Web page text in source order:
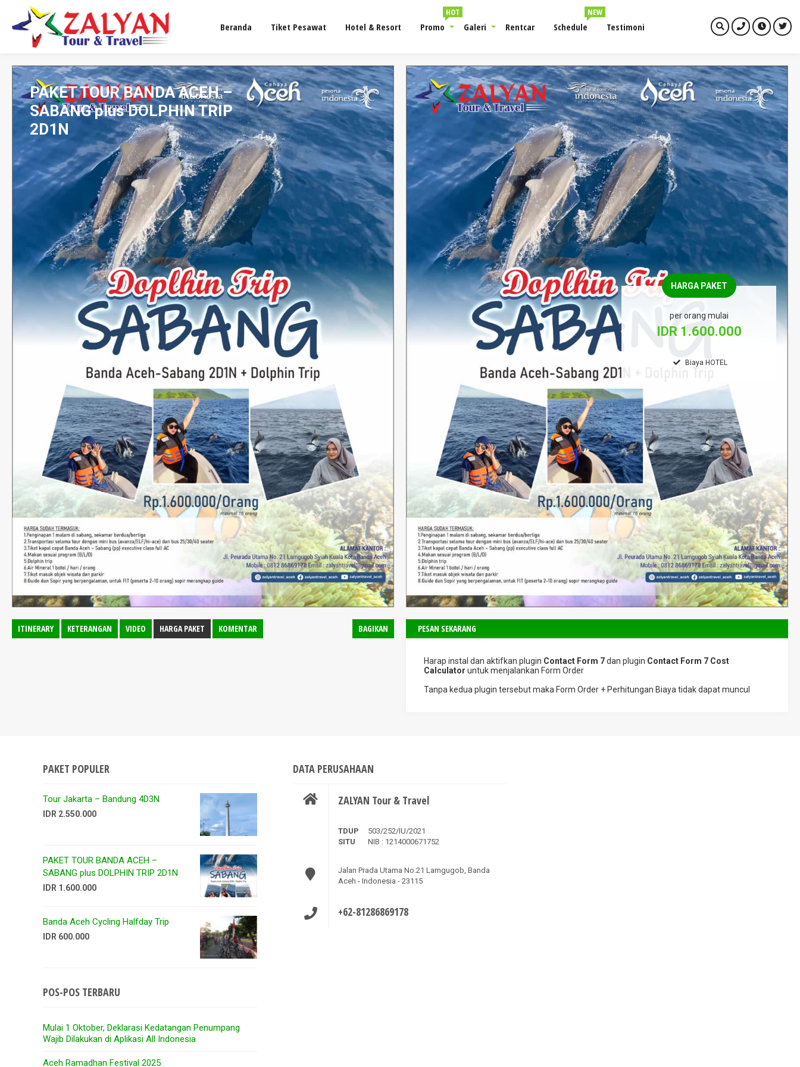
Beranda Tiket Pesawat Hotel & Resort Promo
HOT
Galeri Rentcar Schedule
NEW
Testimoni
PAKET TOUR BANDA ACEH –
SABANG plus DOLPHIN TRIP
2D1N
HARGA PAKET
per orang mulai
IDR 1.600.000
Biaya HOTEL
ITINERARY KETERANGAN VIDEO HARGA PAKET KOMENTAR BAGIKAN PESAN SEKARANG
Harap instal dan aktifkan plugin Contact Form 7dan plugin Contact Form 7 Cost
Calculator untuk menjalankan Form Order
Tanpa kedua plugin tersebut maka Form Order + Perhitungan Biaya tidak dapat muncul
PAKET POPULER
Tour Jakarta – Bandung 4D3N
IDR 2.550.000
PAKET TOUR BANDA ACEH –
SABANG plus DOLPHIN TRIP 2D1N
IDR 1.600.000
Banda Aceh Cycling Halfday Trip
IDR 600.000
POS-POS TERBARU
Mulai 1 Oktober, Deklarasi Kedatangan Penumpang
Wajib Dilakukan di Aplikasi All Indonesia
Aceh Ramadhan Festival 2025
DATA PERUSAHAAN
ZALYAN Tour & Travel
TDUP
503/252/IU/2021
SITU
NIB : 1214000671752
Jalan Prada Utama No.21 Lamgugob, Banda
Aceh - Indonesia - 23115
+62-81286869178